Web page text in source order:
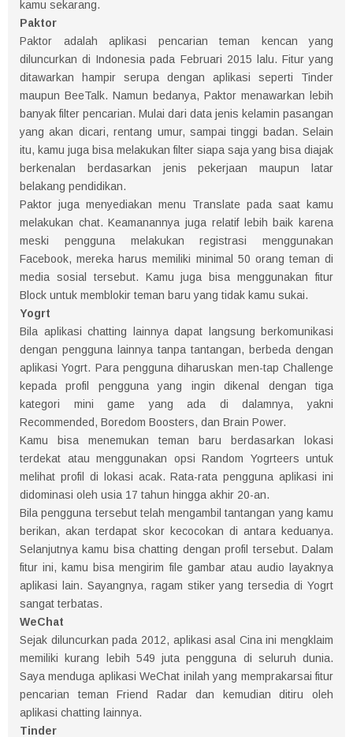
kamu sekarang.
Paktor
Paktor adalah aplikasi pencarian teman kencan yang
diluncurkan di Indonesia pada Februari 2015 lalu. Fitur yang
ditawarkan hampir serupa dengan aplikasi seperti Tinder
maupun BeeTalk. Namun bedanya, Paktor menawarkan lebih
banyak filter pencarian. Mulai dari data jenis kelamin pasangan
yang akan dicari, rentang umur, sampai tinggi badan. Selain
itu, kamu juga bisa melakukan filter siapa saja yang bisa diajak
berkenalan berdasarkan jenis pekerjaan maupun latar
belakang pendidikan.
Paktor juga menyediakan menu Translate pada saat kamu
melakukan chat. Keamanannya juga relatif lebih baik karena
meski pengguna melakukan registrasi menggunakan
Facebook, mereka harus memiliki minimal 50 orang teman di
media sosial tersebut. Kamu juga bisa menggunakan fitur
Block untuk memblokir teman baru yang tidak kamu sukai.
Yogrt
Bila aplikasi chatting lainnya dapat langsung berkomunikasi
dengan pengguna lainnya tanpa tantangan, berbeda dengan
aplikasi Yogrt. Para pengguna diharuskan men-tap Challenge
kepada profil pengguna yang ingin dikenal dengan tiga
kategori mini game yang ada di dalamnya, yakni
Recommended, Boredom Boosters, dan Brain Power.
Kamu bisa menemukan teman baru berdasarkan lokasi
terdekat atau menggunakan opsi Random Yogrteers untuk
melihat profil di lokasi acak. Rata-rata pengguna aplikasi ini
didominasi oleh usia 17 tahun hingga akhir 20-an.
Bila pengguna tersebut telah mengambil tantangan yang kamu
berikan, akan terdapat skor kecocokan di antara keduanya.
Selanjutnya kamu bisa chatting dengan profil tersebut. Dalam
fitur ini, kamu bisa mengirim file gambar atau audio layaknya
aplikasi lain. Sayangnya, ragam stiker yang tersedia di Yogrt
sangat terbatas.
WeChat
Sejak diluncurkan pada 2012, aplikasi asal Cina ini mengklaim
memiliki kurang lebih 549 juta pengguna di seluruh dunia.
Saya menduga aplikasi WeChat inilah yang memprakarsai fitur
pencarian teman Friend Radar dan kemudian ditiru oleh
aplikasi chatting lainnya.
Tinder